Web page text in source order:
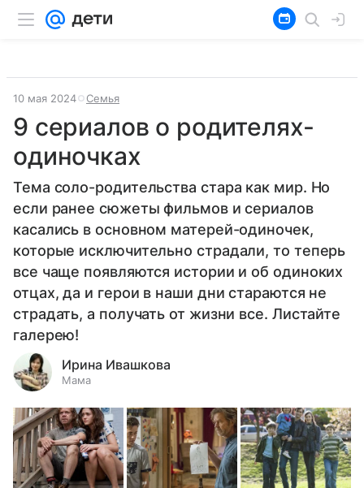
10 мая 2024 Семья
9 сериалов о родителях-
одиночках
Тема соло-родительства стара как мир. Но
если ранее сюжеты фильмов и сериалов
касались в основном матерей-одиночек,
которые исключительно страдали, то теперь
все чаще появляются истории и об одиноких
отцах, да и герои в наши дни стараются не
страдать, а получать от жизни все. Листайте
галерею!
Ирина Ивашкова
Мама